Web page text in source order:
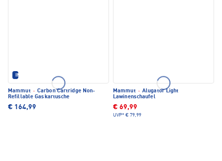
IM SET ERHÄLTLICH
Mammut · Carbon Cartridge Non-
Refillable Gaskartusche
€ 164,99
Mammut · Alugator Light
Lawinenschaufel
€ 69,99
UVP* € 79,99